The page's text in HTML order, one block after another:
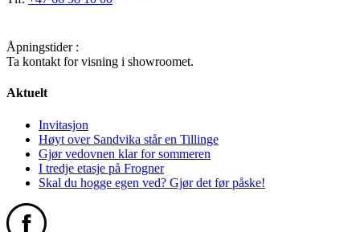
Åpningstider :
Ta kontakt for visning i showroomet.
Aktuelt
Invitasjon
Høyt over Sandvika står en Tillinge
Gjør vedovnen klar for sommeren
I tredje etasje på Frogner
Skal du hogge egen ved? Gjør det før påske!